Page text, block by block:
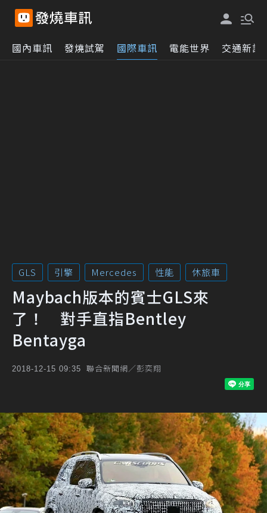
國內車訊 發燒試駕 國際車訊 電能世界 交通新訊
GLS 引擎 Mercedes 性能 休旅車
Maybach版本的賓士GLS來
了！ 對手直指Bentley
Bentayga
2018-12-15 09:35 聯合新聞網／彭奕翔